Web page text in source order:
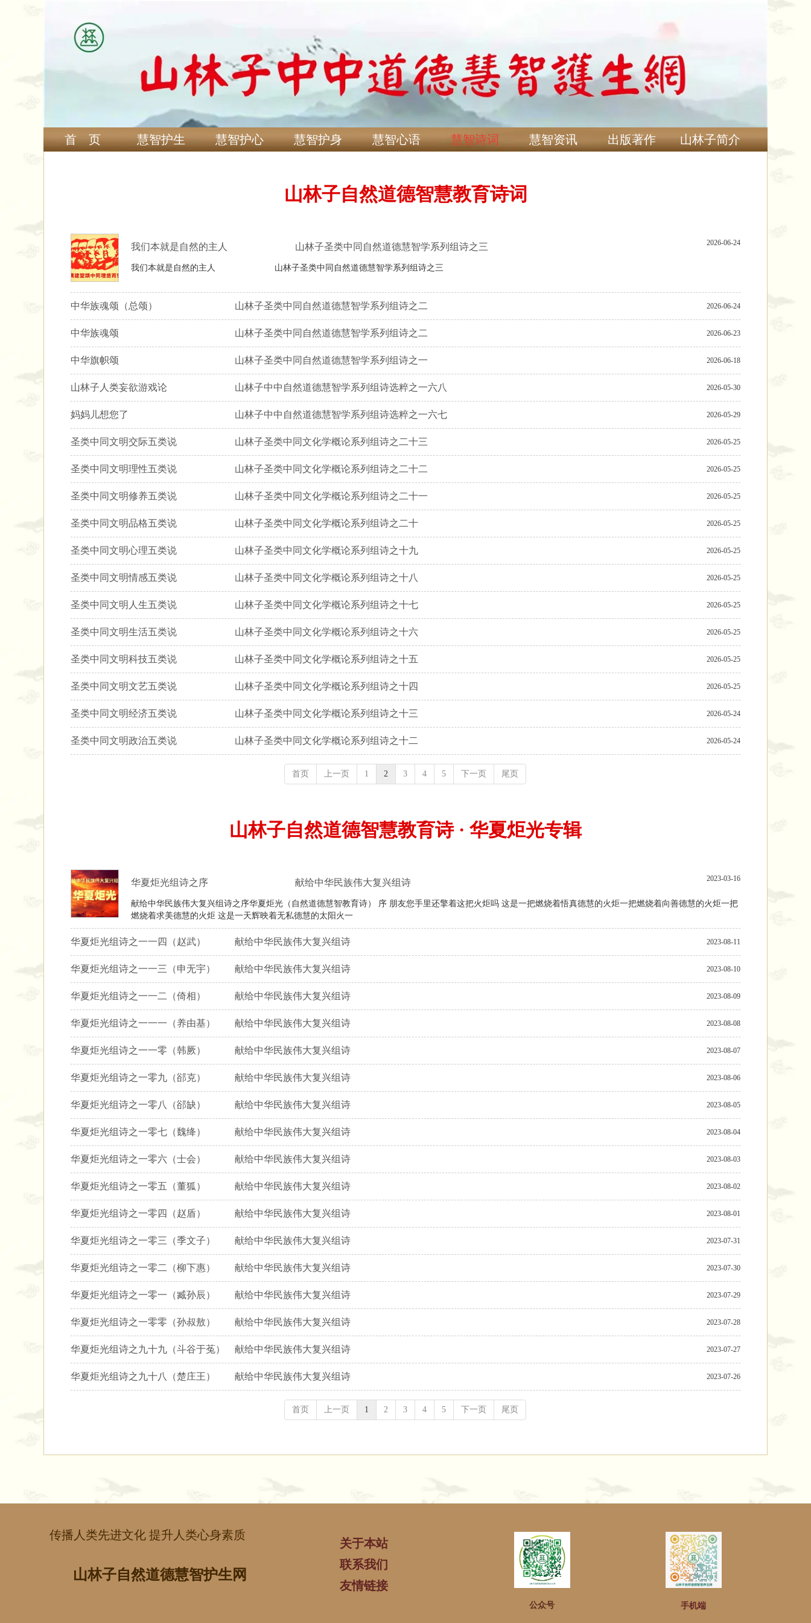
首 页 慧智护生 慧智护心 慧智护身 慧智心语 慧智诗词 慧智资讯 出版著作 山林子简介
山林子自然道德智慧教育诗词
我们本就是自然的主人​​ ​ ​ ​​ ​​ ​ 山林子圣类中同自然道德慧智学系列组诗之三 2026-06-24
我们本就是自然的主人​​ ​ ​ ​​ ​​ ​ 山林子圣类中同自然道德慧智学系列组诗之三
中华族魂颂（总颂） ​​ ​ ​ ​ ​ 山林子圣类中同自然道德慧智学系列组诗之二 2026-06-24
中华族魂颂 ​ ​ ​ ​​ ​ ​ ​ ​ 山林子圣类中同自然道德慧智学系列组诗之二 2026-06-23
中华旗帜颂 ​ ​ ​ ​​ ​ ​ ​ ​ 山林子圣类中同自然道德慧智学系列组诗之一 2026-06-18
山林子人类妄欲游戏论 ​​ ​ ​ ​ ​ 山林子中中自然道德慧智学系列组诗选粹之一六八 2026-05-30
妈妈儿想您了​​ ​ ​ ​ ​​ ​ ​ ​ ​ 山林子中中自然道德慧智学系列组诗选粹之一六七 2026-05-29
圣类中同文明交际五类说​ ​ ​ 山林子圣类中同文化学概论系列组诗之二十三 2026-05-25
圣类中同文明理性五类说​ ​ ​ 山林子圣类中同文化学概论系列组诗之二十二 2026-05-25
圣类中同文明修养五类说​ ​ ​ 山林子圣类中同文化学概论系列组诗之二十一 2026-05-25
圣类中同文明品格五类说​ ​ ​ 山林子圣类中同文化学概论系列组诗之二十 2026-05-25
圣类中同文明心理五类说​ ​ ​ 山林子圣类中同文化学概论系列组诗之十九 2026-05-25
圣类中同文明情感五类说​ ​ ​ 山林子圣类中同文化学概论系列组诗之十八 2026-05-25
圣类中同文明人生五类说​ ​ ​ 山林子圣类中同文化学概论系列组诗之十七 2026-05-25
圣类中同文明生活五类说​ ​ ​ 山林子圣类中同文化学概论系列组诗之十六 2026-05-25
圣类中同文明科技五类说​ ​ ​ 山林子圣类中同文化学概论系列组诗之十五 2026-05-25
圣类中同文明文艺五类说​ ​ ​ 山林子圣类中同文化学概论系列组诗之十四 2026-05-25
圣类中同文明经济五类说​ ​ ​ 山林子圣类中同文化学概论系列组诗之十三 2026-05-24
圣类中同文明政治五类说​ ​ ​ 山林子圣类中同文化学概论系列组诗之十二 2026-05-24
首页 上一页 1 2 3 4 5 下一页 尾页
山林子自然道德智慧教育诗 · 华夏炬光专辑
华夏炬光组诗之序 献给中华民族伟大复兴组诗 2023-03-16
献给中华民族伟大复兴组诗之序华夏炬光（自然道德慧智教育诗） 序 朋友您手里还擎着这把火炬吗 这是一把燃烧着悟真德慧的火炬一把燃烧着向善德慧的火炬一把
燃烧着求美德慧的火炬 这是一天辉映着无私德慧的太阳火一
华夏炬光组诗之一一四（赵武） 献给中华民族伟大复兴组诗 2023-08-11
华夏炬光组诗之一一三（申无宇） 献给中华民族伟大复兴组诗 2023-08-10
华夏炬光组诗之一一二（倚相） 献给中华民族伟大复兴组诗 2023-08-09
华夏炬光组诗之一一一（养由基） 献给中华民族伟大复兴组诗 2023-08-08
华夏炬光组诗之一一零（韩厥） 献给中华民族伟大复兴组诗 2023-08-07
华夏炬光组诗之一零九（郤克） 献给中华民族伟大复兴组诗 2023-08-06
华夏炬光组诗之一零八（郤缺） 献给中华民族伟大复兴组诗 2023-08-05
华夏炬光组诗之一零七（魏绛） 献给中华民族伟大复兴组诗 2023-08-04
华夏炬光组诗之一零六（士会） 献给中华民族伟大复兴组诗 2023-08-03
华夏炬光组诗之一零五（董狐） 献给中华民族伟大复兴组诗 2023-08-02
华夏炬光组诗之一零四（赵盾） 献给中华民族伟大复兴组诗 2023-08-01
华夏炬光组诗之一零三（季文子） 献给中华民族伟大复兴组诗 2023-07-31
华夏炬光组诗之一零二（柳下惠） 献给中华民族伟大复兴组诗 2023-07-30
华夏炬光组诗之一零一（臧孙辰） 献给中华民族伟大复兴组诗 2023-07-29
华夏炬光组诗之一零零（孙叔敖） 献给中华民族伟大复兴组诗 2023-07-28
华夏炬光组诗之九十九（斗谷于菟） 献给中华民族伟大复兴组诗 2023-07-27
华夏炬光组诗之九十八（楚庄王） 献给中华民族伟大复兴组诗 2023-07-26
首页 上一页 1 2 3 4 5 下一页 尾页
传播人类先进文化 提升人类心身素质
山林子自然道德慧智护生网
关于本站
联系我们
友情链接
公众号 手机端